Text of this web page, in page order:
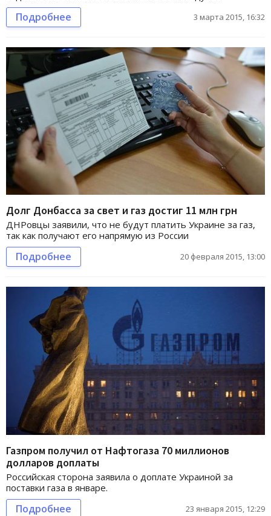
Подробнее 3 марта 2015, 16:32
Долг Донбасса за свет и газ достиг 11 млн грн
ДНРовцы заявили, что не будут платить Украине за газ,
так как получают его напрямую из России
Подробнее 20 февраля 2015, 13:00
Газпром получил от Нафтогаза 70 миллионов
долларов доплаты
Российская сторона заявила о доплате Украиной за
поставки газа в январе.
Подробнее 23 января 2015, 12:29